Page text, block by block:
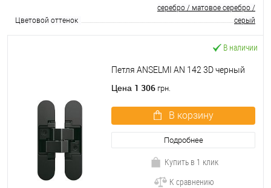
Цветовой оттенок
серебро / матовое серебро /
серый
В наличии
Петля ANSELMI AN 142 3D черный
Цена 1 306 грн.
В корзину
Подробнее
Купить в 1 клик
К сравнению